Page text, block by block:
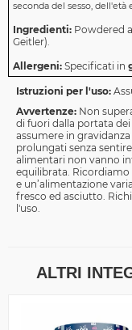
seconda del sesso, dell'età
Ingredienti: Powdered
Geitler).
Allergeni: Specificati in
Istruzioni per l'uso:
Avvertenze: Non
di fuori dalla portata
assumere in
prolungati senza
alimentari non vanno
equilibrata. Ricordiamo
e un’alimentazione
fresco ed asciutto.
l'uso.
ALTRI